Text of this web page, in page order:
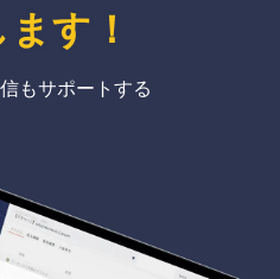
ます ！
もサポートする